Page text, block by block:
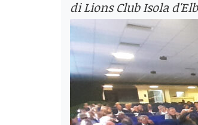
di Lions Club Isola